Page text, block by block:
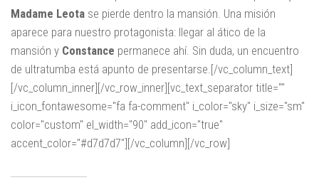
Madame Leota se pierde dentro la mansión. Una misión
aparece para nuestro protagonista: llegar al ático de la
mansión y Constance permanece ahí. Sin duda, un encuentro
de ultratumba está apunto de presentarse.[/vc_column_text]
[/vc_column_inner][/vc_row_inner][vc_text_separator title=""
i_icon_fontawesome="fa fa-comment" i_color="sky" i_size="sm"
color="custom" el_width="90" add_icon="true"
accent_color="#d7d7d7"][/vc_column][/vc_row]